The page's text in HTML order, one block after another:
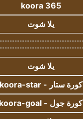
koora 365
يلا شوت
يلا شوت
كورة ستار - koora-star
كورة جول - koora-goal